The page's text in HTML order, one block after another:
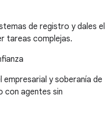
de registro y dales el
tareas complejas.
empresarial y soberanía de
con agentes sin